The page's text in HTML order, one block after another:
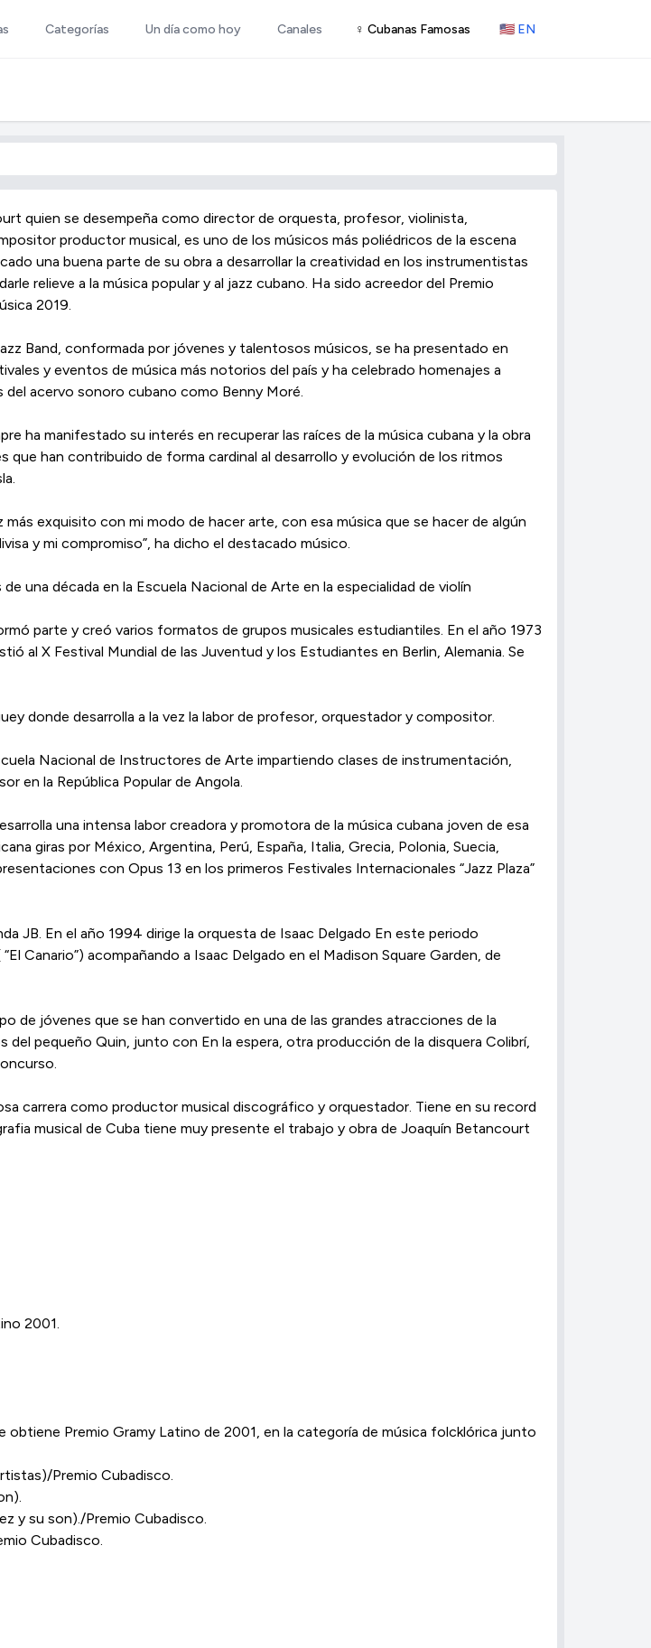
Categorías Un día como hoy Canales ♀ Cubanas Famosas 🇺🇸 EN
quien se desempeña como director de orquesta, profesor, violinista,
productor musical, es uno de los músicos más poliédricos de la escena
una buena parte de su obra a desarrollar la creatividad en los instrumentistas
relieve a la música popular y al jazz cubano. Ha sido acreedor del Premio
2019.
Band, conformada por jóvenes y talentosos músicos, se ha presentado en
y eventos de música más notorios del país y ha celebrado homenajes a
del acervo sonoro cubano como Benny Moré.
ha manifestado su interés en recuperar las raíces de la música cubana y la obra
que han contribuido de forma cardinal al desarrollo y evolución de los ritmos
exquisito con mi modo de hacer arte, con esa música que se hacer de algún
y mi compromiso”, ha dicho el destacado músico.
una década en la Escuela Nacional de Arte en la especialidad de violín
parte y creó varios formatos de grupos musicales estudiantiles. En el año 1973
al X Festival Mundial de las Juventud y los Estudiantes en Berlin, Alemania. Se
donde desarrolla a la vez la labor de profesor, orquestador y compositor.
Nacional de Instructores de Arte impartiendo clases de instrumentación,
en la República Popular de Angola.
una intensa labor creadora y promotora de la música cubana joven de esa
giras por México, Argentina, Perú, España, Italia, Grecia, Polonia, Suecia,
con Opus 13 en los primeros Festivales Internacionales “Jazz Plaza”
JB. En el año 1994 dirige la orquesta de Isaac Delgado En este periodo
Canario”) acompañando a Isaac Delgado en el Madison Square Garden, de
de jóvenes que se han convertido en una de las grandes atracciones de la
pequeño Quin, junto con En la espera, otra producción de la disquera Colibrí,
carrera como productor musical discográfico y orquestador. Tiene en su record
musical de Cuba tiene muy presente el trabajo y obra de Joaquín Betancourt
2001.
obtiene Premio Gramy Latino de 2001, en la categoría de música folcklórica junto
Premio Cubadisco.
y su son)./Premio Cubadisco.
Cubadisco.